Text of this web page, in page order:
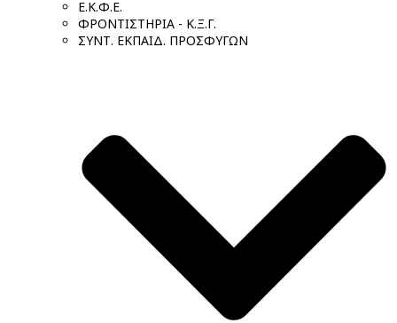
Ε.Κ.Φ.Ε.
ΦΡΟΝΤΙΣΤΗΡΙΑ - Κ.Ξ.Γ.
ΣΥΝΤ. ΕΚΠΑΙΔ. ΠΡΟΣΦΥΓΩΝ